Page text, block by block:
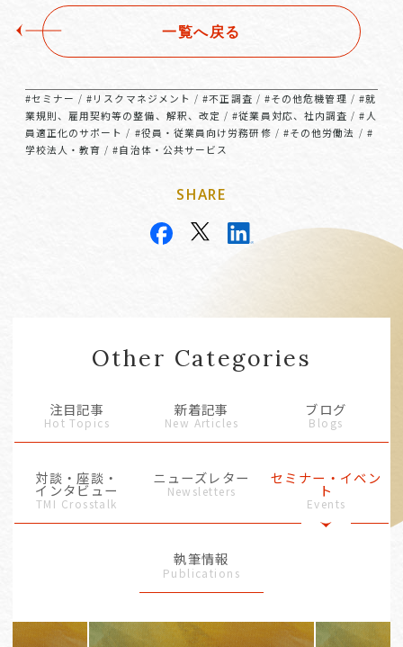
一覧へ戻る
#セミナー /#リスクマネジメント /#不正調査 / #その他危機管理 / #就
業規則、雇用契約等の整備、解釈、改定 /#従業員対応、社内調査 /#人
員適正化のサポート / #役員・従業員向け労務研修 / #その他労働法 / #
学校法人・教育 /#自治体・公共サービス
SHARE
Other Categories
注目記事
Hot Topics
新着記事
New Articles
ブログ
Blogs
対談・座談・
インタビュー
TMI Crosstalk
ニューズレター
Newsletters
セミナー・イベン
ト
Events
執筆情報
Publications